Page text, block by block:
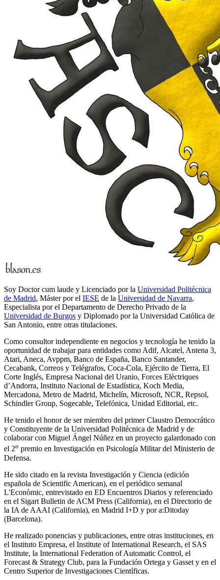
Soy Doctor cum laude y Licenciado por la Universidad Politécnica
de Madrid, Máster por el IESE de la Universidad de Navarra,
Especialista por el Departamento de Derecho Privado de la
Universidad de Burgos y Diplomado por la Universidad Católica de
San Antonio, entre otras titulaciones.
Como consultor independiente en negocios y tecnología he tenido la
oportunidad de trabajar para entidades como Adif, Alcatel, Antena 3,
Atari, Aneca, Avppm, Banco de España, Banco Santander,
Cecabank, Correos y Telégrafos, Coca-Cola, Ejército de Tierra, El
Corte Inglés, Empresa Nacional del Uranio, Forces Elèctriques
d’Andorra, Instituto Nacional de Estadística, Koch Media,
Mercadona, Metro de Madrid, Michelín, Microsoft, NCR, Repsol,
Schindler Group, Sogecable, Telefónica, Unidad Editorial, etc.
He tenido el honor de ser miembro del primer Claustro Democrático
y Constituyente de la Universidad Politécnica de Madrid y de
colaborar con Miguel Ángel Núñez en un proyecto galardonado con
el 2o premio en Investigación en Psicología Militar del Ministerio de
Defensa.
He sido citado en la revista Investigación y Ciencia (edición
española de Scientific American), en el periódico semanal
L'Econòmic, entrevistado en ED Encuentros Diarios y referenciado
en el Sigart Bulletin de ACM Press (California), en el Directorio de
la IA de AAAI (California), en Madrid I+D y por a:Ditoday
(Barcelona).
He realizado ponencias y publicaciones, entre otras instituciones, en
el Instituto Empresa, el Institute of International Research, el SAS
Institute, la International Federation of Automatic Control, el
Forecast & Strategy Club, para la Fundación Ortega y Gasset y en el
Centro Superior de Investigaciones Científicas.